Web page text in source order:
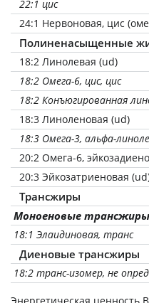
22:1 цис
24:1 Нервоновая, цис
Полиненасыщенные
18:2 Линолевая (ud)
18:2 Омега-6, цис, цис
18:2 Конъюгированная
18:3 Линоленовая (ud)
18:3 Омега-3, альфа-
20:2 Омега-6,
20:3 Эйкозатриеновая
Трансжиры
Моноеновые трансжиры
18:1 Элаидиновая, транс
Диеновые трансжиры
18:2 транс-изомер, не